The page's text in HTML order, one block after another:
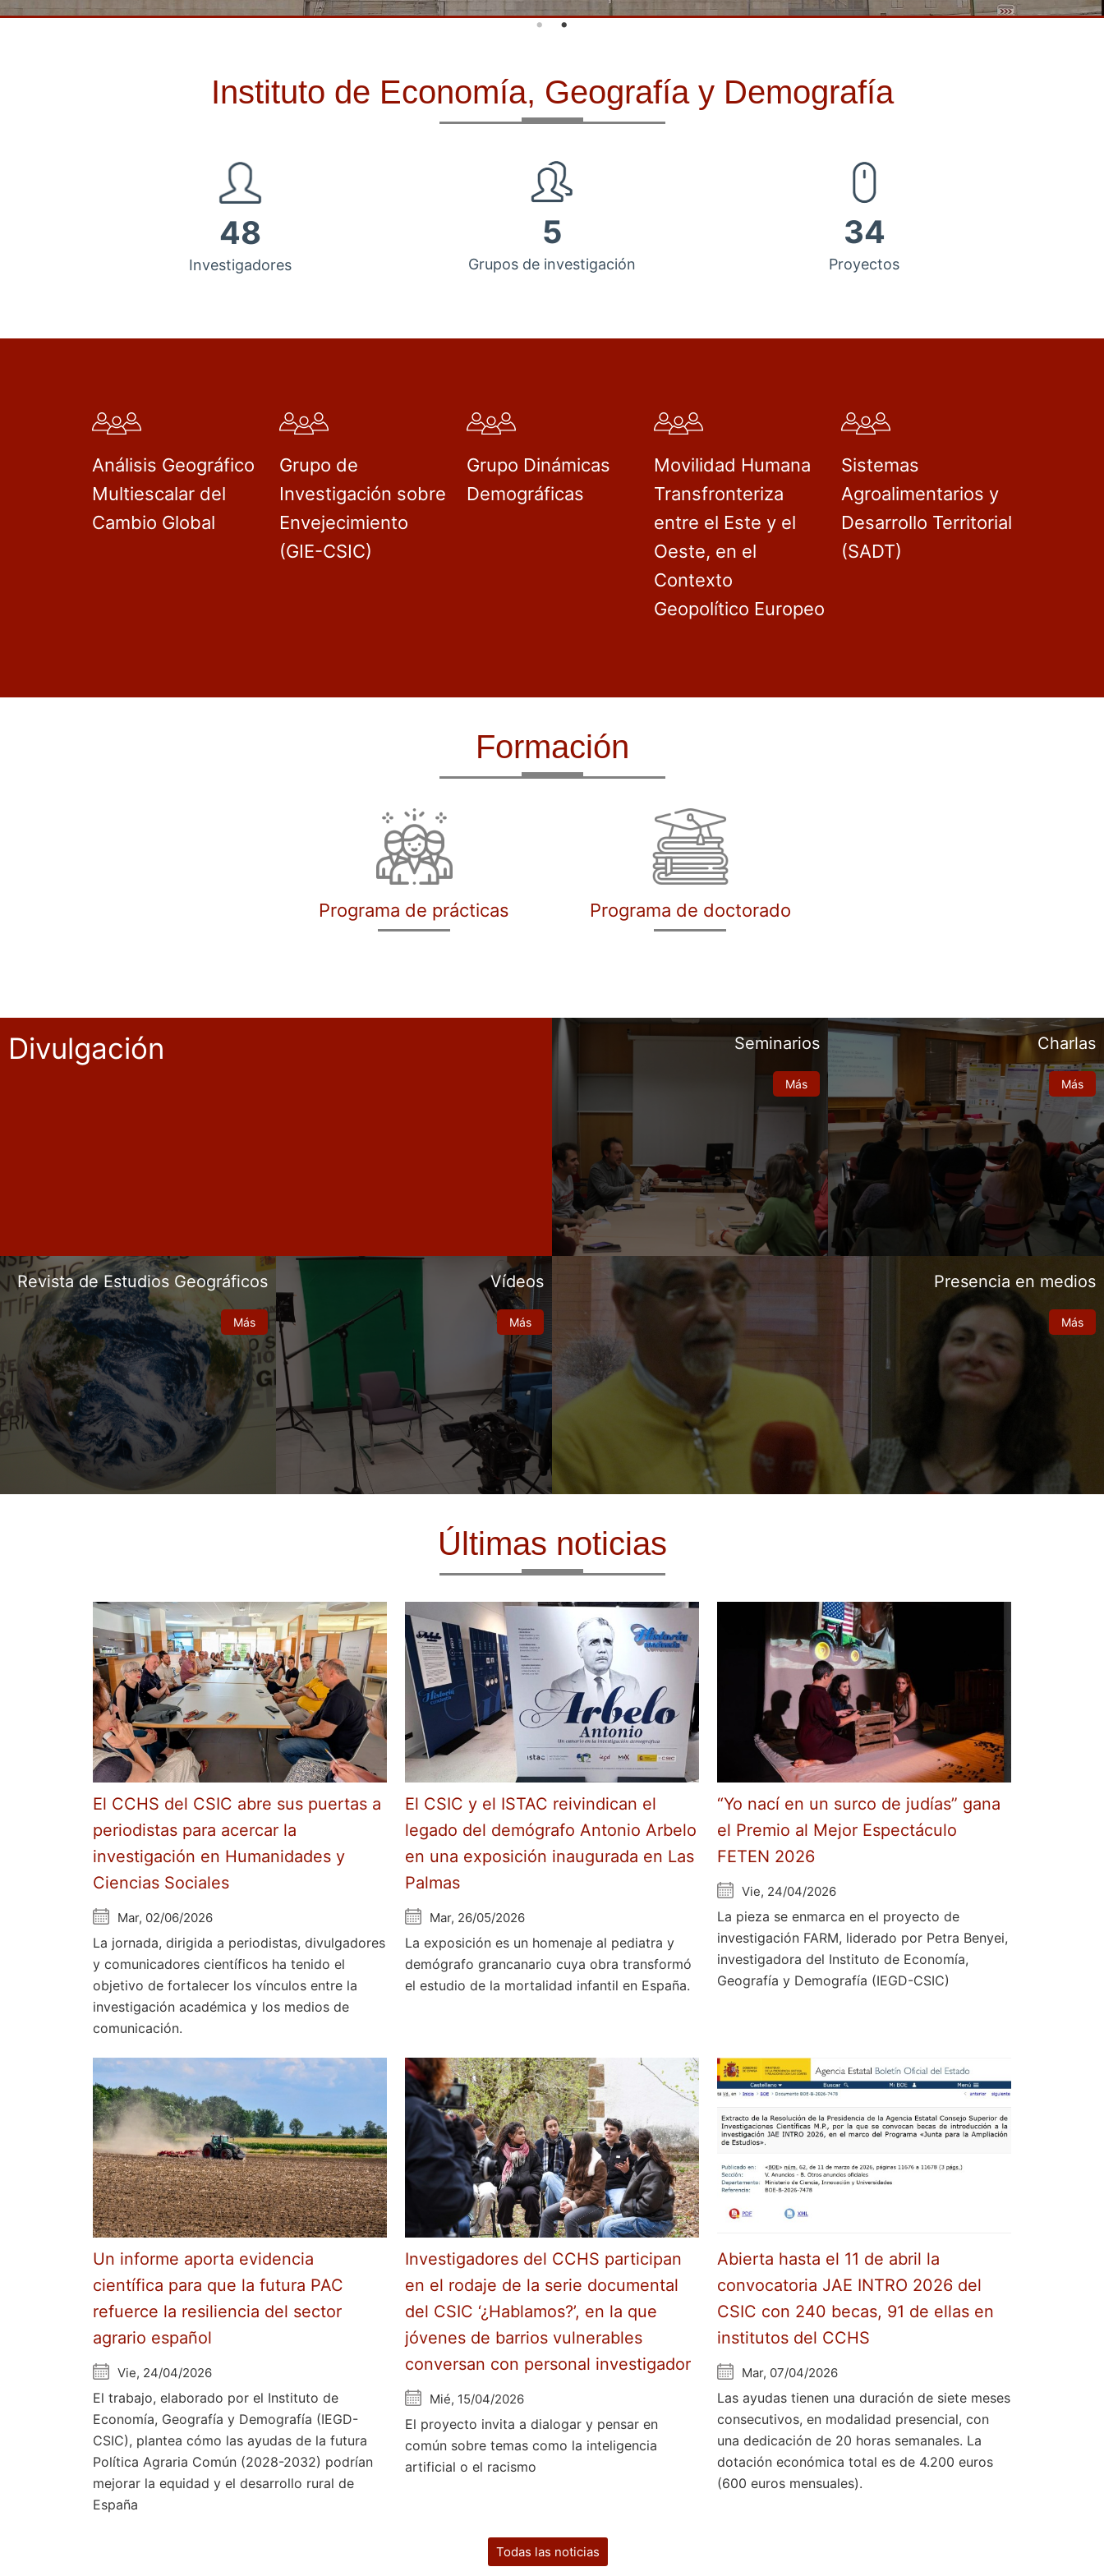
Instituto de Economía, Geografía y Demografía
48
Investigadores
5
Grupos de investigación
34
Proyectos
Análisis Geográfico
Multiescalar del
Cambio Global
Grupo de
Investigación sobre
Envejecimiento
(GIE-CSIC)
Grupo Dinámicas
Demográficas
Movilidad Humana
Transfronteriza
entre el Este y el
Oeste, en el
Contexto
Geopolítico Europeo
Sistemas
Agroalimentarios y
Desarrollo Territorial
(SADT)
Formación
Programa de prácticas Programa de doctorado
Divulgación Seminarios
Más
Charlas
Más
Revista de Estudios Geográficos
Más
Vídeos
Más
Presencia en medios
Más
Últimas noticias
El CCHS del CSIC abre sus puertas a
periodistas para acercar la
investigación en Humanidades y
Ciencias Sociales
Mar, 02/06/2026
La jornada, dirigida a periodistas, divulgadores
y comunicadores científicos ha tenido el
objetivo de fortalecer los vínculos entre la
investigación académica y los medios de
comunicación.
El CSIC y el ISTAC reivindican el
legado del demógrafo Antonio Arbelo
en una exposición inaugurada en Las
Palmas
Mar, 26/05/2026
La exposición es un homenaje al pediatra y
demógrafo grancanario cuya obra transformó
el estudio de la mortalidad infantil en España.
“Yo nací en un surco de judías” gana
el Premio al Mejor Espectáculo
FETEN 2026
Vie, 24/04/2026
La pieza se enmarca en el proyecto de
investigación FARM, liderado por Petra Benyei,
investigadora del Instituto de Economía,
Geografía y Demografía (IEGD-CSIC)
Un informe aporta evidencia
científica para que la futura PAC
refuerce la resiliencia del sector
agrario español
Vie, 24/04/2026
El trabajo, elaborado por el Instituto de
Economía, Geografía y Demografía (IEGD-
CSIC), plantea cómo las ayudas de la futura
Política Agraria Común (2028-2032) podrían
mejorar la equidad y el desarrollo rural de
España
Investigadores del CCHS participan
en el rodaje de la serie documental
del CSIC ‘¿Hablamos?’, en la que
jóvenes de barrios vulnerables
conversan con personal investigador
Mié, 15/04/2026
El proyecto invita a dialogar y pensar en
común sobre temas como la inteligencia
artificial o el racismo
Abierta hasta el 11 de abril la
convocatoria JAE INTRO 2026 del
CSIC con 240 becas, 91 de ellas en
institutos del CCHS
Mar, 07/04/2026
Las ayudas tienen una duración de siete meses
consecutivos, en modalidad presencial, con
una dedicación de 20 horas semanales. La
dotación económica total es de 4.200 euros
(600 euros mensuales).
Todas las noticias